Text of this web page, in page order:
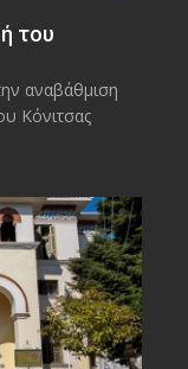
του
αναβάθμιση
Κόνιτσας